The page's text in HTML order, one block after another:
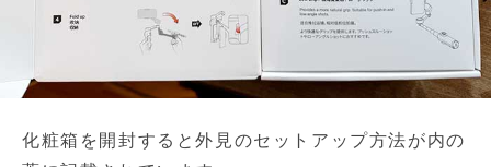
化粧箱を開封すると外見のセットアップ方法が内の